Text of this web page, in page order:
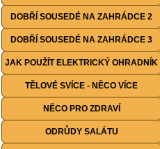
DOBŘÍ SOUSEDÉ NA ZAHRÁDCE 2
DOBŘÍ SOUSEDÉ NA ZAHRÁDCE 3
JAK POUŽÍT ELEKTRICKÝ OHRADNÍK
TĚLOVÉ SVÍCE - NĚCO VÍCE
NĚCO PRO ZDRAVÍ
ODRŮDY SALÁTU